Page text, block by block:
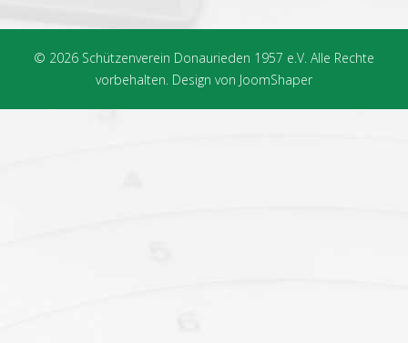
© 2026 Schützenverein Donaurieden 1957 e.V. Alle Rechte
vorbehalten. Design von JoomShaper